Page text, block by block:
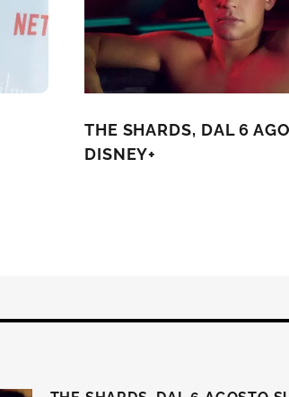
THE SHARDS, DAL 6
DISNEY+